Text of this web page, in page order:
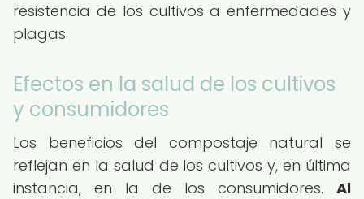
resistencia de los cultivos a enfermedades y
plagas.
Efectos en la salud de los cultivos
y consumidores
Los beneficios del compostaje natural se
reflejan en la salud de los cultivos y, en última
instancia, en la de los consumidores. Al